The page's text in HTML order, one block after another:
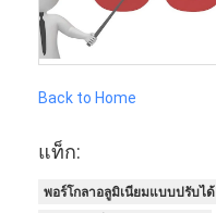
Back to Home
แท็ก:
พอร์โกลาอลูมิเนียมแบบปรับได้